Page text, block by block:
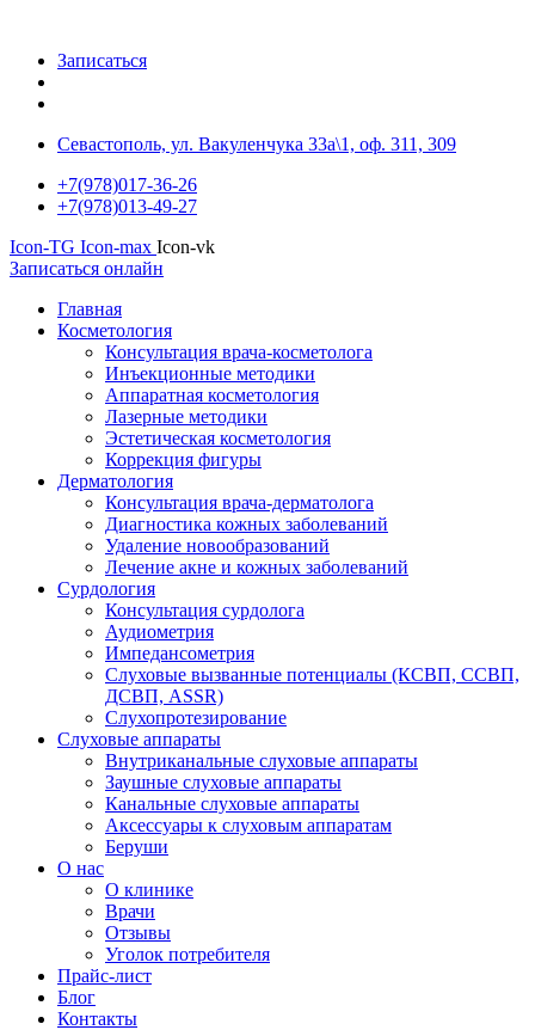
Записаться
Севастополь, ул. Вакуленчука 33а\1, оф. 311, 309
+7(978)017-36-26
+7(978)013-49-27
Icon-TG Icon-max Icon-vk
Записаться онлайн
Главная
Косметология
Консультация врача-косметолога
Инъекционные методики
Аппаратная косметология
Лазерные методики
Эстетическая косметология
Коррекция фигуры
Дерматология
Консультация врача-дерматолога
Диагностика кожных заболеваний
Удаление новообразований
Лечение акне и кожных заболеваний
Сурдология
Консультация сурдолога
Аудиометрия
Импедансометрия
Слуховые вызванные потенциалы (КСВП, ССВП,
ДСВП, ASSR)
Слухопротезирование
Слуховые аппараты
Внутриканальные слуховые аппараты
Заушные слуховые аппараты
Канальные слуховые аппараты
Аксессуары к слуховым аппаратам
Беруши
О нас
О клинике
Врачи
Отзывы
Уголок потребителя
Прайс-лист
Блог
Контакты